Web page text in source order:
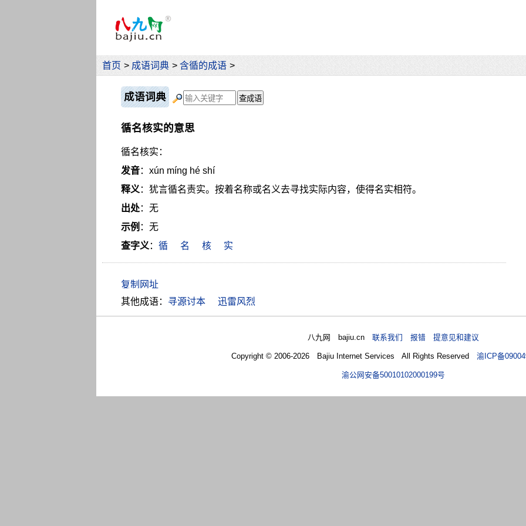
首页 > 成语词典 > 含循的成语 >
成语词典
循名核实的意思
循名核实：
发音：xún míng hé shí
释义 ：犹言循名责实。按着名称或名义去寻找实际内容，使得名实相符。
出处：无
示例 ：无
查字义 ： 循 名 核 实
其他成语： 寻源讨本 迅雷风烈
八九网 bajiu.cn联系我们 报错 提意见和建议
Copyright © 2006-2026 Bajiu Internet Services All Rights Reserved 渝ICP备
渝公网安备50010102000199号